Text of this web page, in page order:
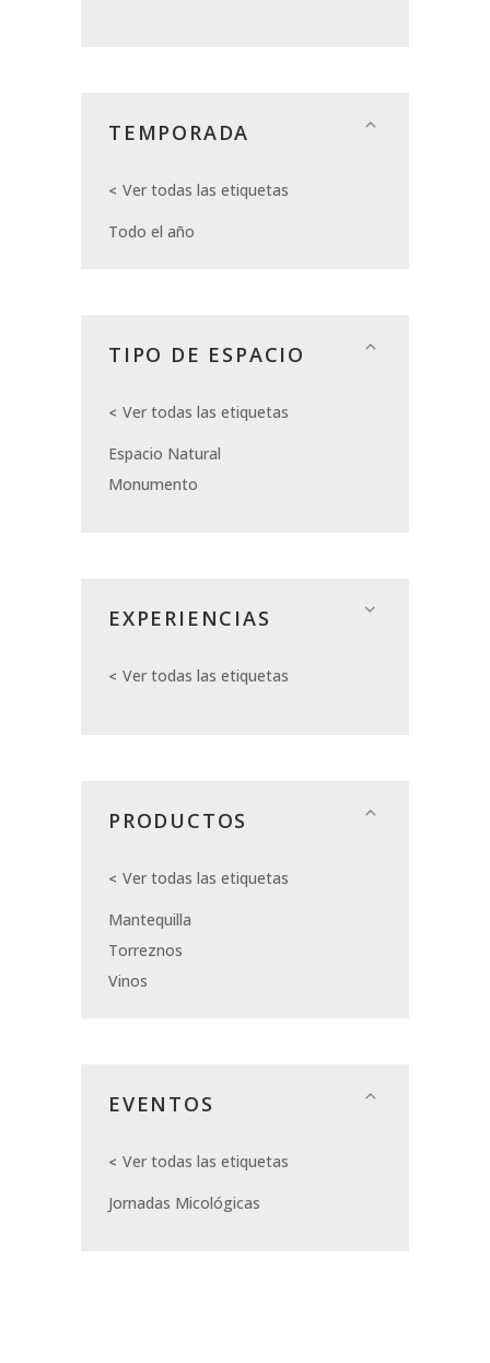
TEMPORADA
Ver todas las etiquetas
Todo el año
TIPO DE ESPACIO
Ver todas las etiquetas
Espacio Natural
Monumento
EXPERIENCIAS
Ver todas las etiquetas
PRODUCTOS
Ver todas las etiquetas
Mantequilla
Torreznos
Vinos
EVENTOS
Ver todas las etiquetas
Jornadas Micológicas